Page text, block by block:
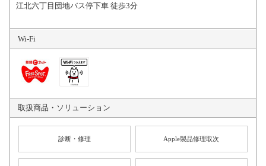
江北六丁目団地バス停下車 徒歩3分
Wi-Fi
取扱商品・ ソリューション
診断・修理 Apple製品修理取次